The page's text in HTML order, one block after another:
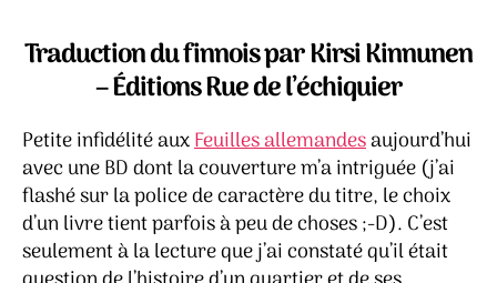
et
Annikki
–
Takalo
Traduction du finnois par KirsiKinnunen
– Éditions Rue de l’échiquier
Petite infidélité auxFeuilles allemandesaujourd’hui
avec une BD dont la couverture m’a intriguée (j’ai
flashé sur la police de caractère du titre, le choix
d’un livre tient parfois à peu de choses ;-D). C’est
seulement à la lecture que j’ai constaté qu’il était